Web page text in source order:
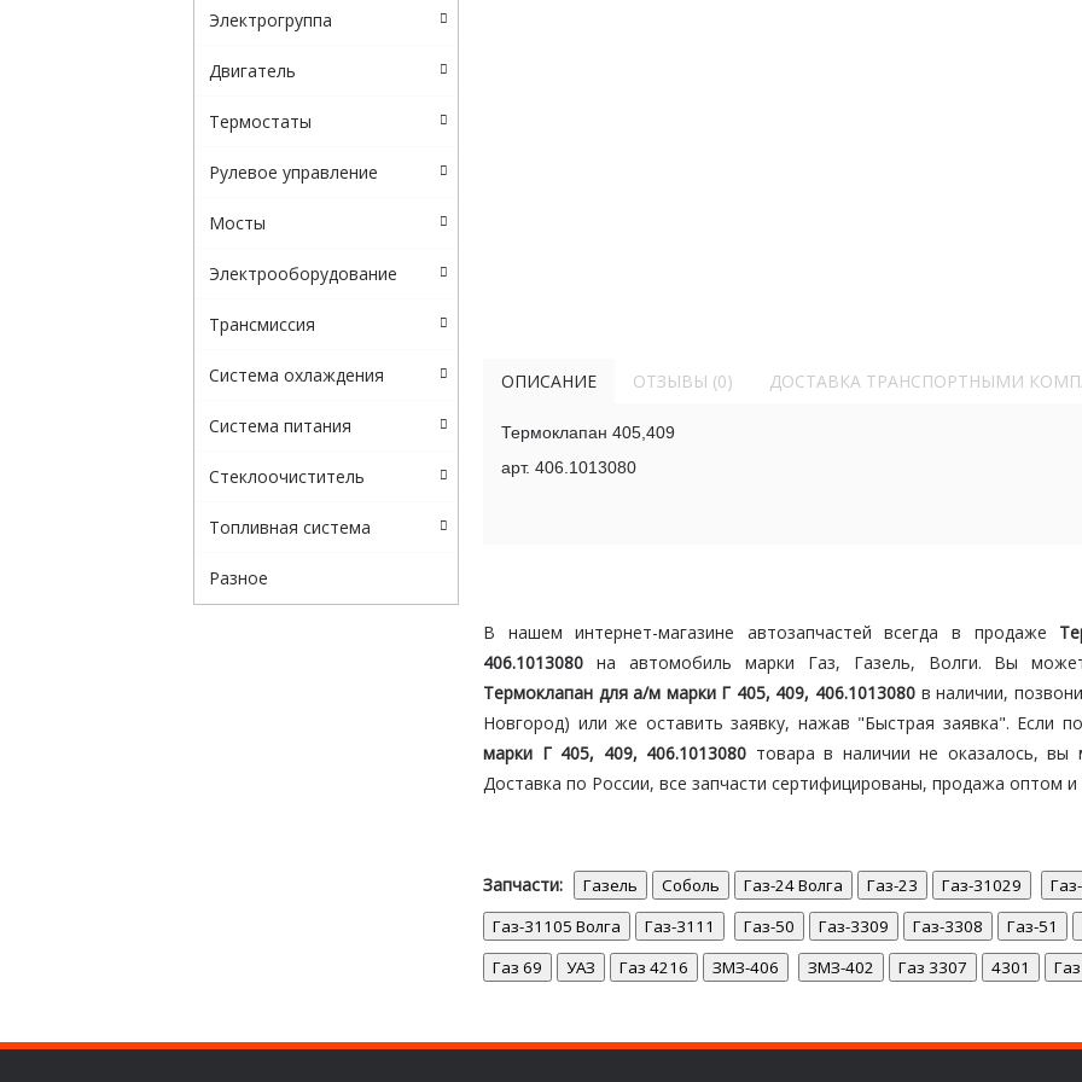
Электрогруппа
Двигатель
Термостаты
Рулевое управление
Мосты
Электрооборудование
Трансмиссия
Система охлаждения
Система питания
Стеклоочиститель
Топливная система
Разное
ОПИСАНИЕ ОТЗЫВЫ (0) ДОСТАВКА ТРАНСПОРТНЫМИ
Термоклапан 405,409
арт. 406.1013080
В нашем интернет-магазине автозапчастей всегда в продаже
406.1013080 на автомобиль марки Газ, Газель, Волги. Вы
Термоклапан для а/м марки Г 405, 409, 406.1013080 в наличии,
Новгород) или же оставить заявку, нажав "Быстрая заявка". Если
марки Г 405, 409, 406.1013080 товара в наличии не оказалось,
Доставка по России, все запчасти сертифицированы, продажа оптом и
Запчасти: